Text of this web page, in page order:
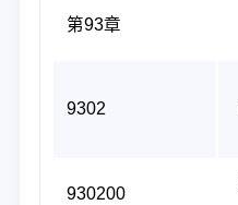
第93章
9302
930200